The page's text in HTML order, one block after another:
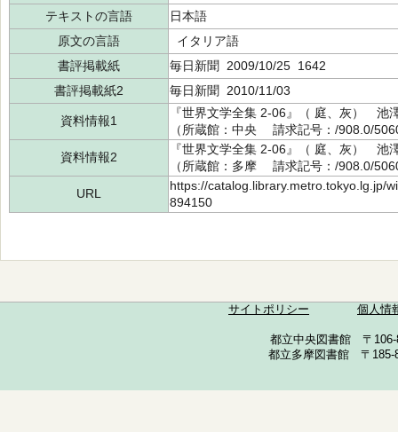
テキストの言語
日本語
原文の言語
イタリア語
書評掲載紙
毎日新聞 2009/10/25 1642
書評掲載紙2
毎日新聞 2010/11/03
資料情報1
『世界文学全集 2-06』（ 庭、灰）
（所蔵館：中央 請求記号：/908.0/
資料情報2
『世界文学全集 2-06』（ 庭、灰）
（所蔵館：多摩 請求記号：/908.0/
URL
https://catalog.library.metro.tokyo.lg.jp/
894150
サイトポリシー 個人情
都立中央図書館 〒
都立多摩図書館 〒185-